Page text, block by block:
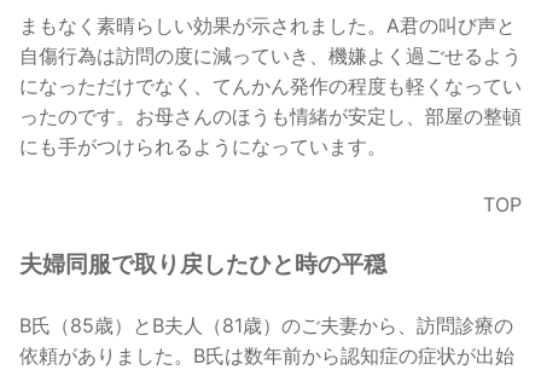
まもなく素晴らしい効果が示されました。A君の叫び声と
自傷行為は訪問の度に減っていき、機嫌よく過ごせるよう
になっただけでなく、てんかん発作の程度も軽くなってい
ったのです。お母さんのほうも情緒が安定し、部屋の整頓
にも手がつけられるようになっています。
TOP
夫婦同服で取り戻したひと時の平穏
B氏（85歳）とB夫人（81歳）のご夫妻から、訪問診療の
依頼がありました。B氏は数年前から認知症の症状が出始